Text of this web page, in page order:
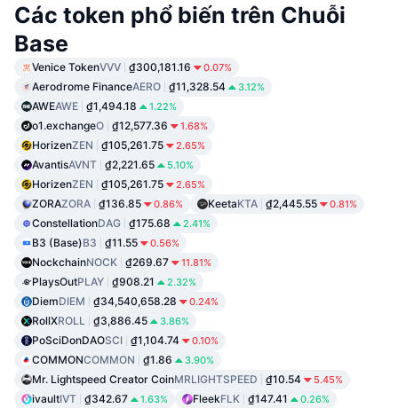
Các token phổ biến trên Chuỗi
Base
Venice TokenVVV ₫300,181.16 0.07%
Aerodrome FinanceAERO ₫11,328.54 3.12%
AWEAWE ₫1,494.18 1.22%
o1.exchangeO ₫12,577.36 1.68%
HorizenZEN ₫105,261.75 2.65%
AvantisAVNT ₫2,221.65 5.10%
HorizenZEN ₫105,261.75 2.65%
ZORAZORA ₫136.85 0.86% KeetaKTA ₫2,445.55 0.81%
ConstellationDAG ₫175.68 2.41%
B3 (Base)B3 ₫11.55 0.56%
NockchainNOCK ₫269.67 11.81%
PlaysOutPLAY ₫908.21 2.32%
DiemDIEM ₫34,540,658.28 0.24%
RollXROLL ₫3,886.45 3.86%
PoSciDonDAOSCI ₫1,104.74 0.10%
COMMONCOMMON ₫1.86 3.90%
Mr. Lightspeed Creator CoinMRLIGHTSPEED ₫10.54 5.45%
ivaultIVT ₫342.67 1.63% FleekFLK ₫147.41 0.26%